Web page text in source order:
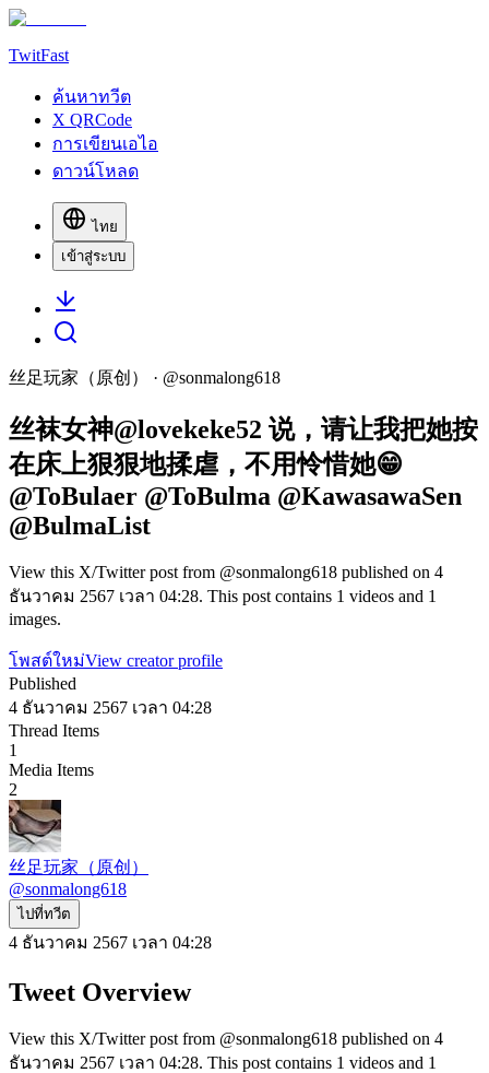
TwitFast
ค้นหาทวีต
X QRCode
การเขียนเอไอ
ดาวน์โหลด
ไทย
เข้าสู่ระบบ
丝足玩家（原创） · @sonmalong618
丝袜女神@lovekeke52 说，请让我把她按
在床上狠狠地揉虐，不用怜惜她😁
@ToBulaer @ToBulma @KawasawaSen
@BulmaList
View this X/Twitter post from @sonmalong618 published on 4
ธันวาคม 2567 เวลา 04:28. This post contains 1 videos and 1
images.
โพสต์ใหม่View creator profile
Published
4 ธันวาคม 2567 เวลา 04:28
Thread Items
1
Media Items
2
丝足玩家（原创）
@sonmalong618
ไปที่ทวีต
4 ธันวาคม 2567 เวลา 04:28
Tweet Overview
View this X/Twitter post from @sonmalong618 published on 4
ธันวาคม 2567 เวลา 04:28. This post contains 1 videos and 1